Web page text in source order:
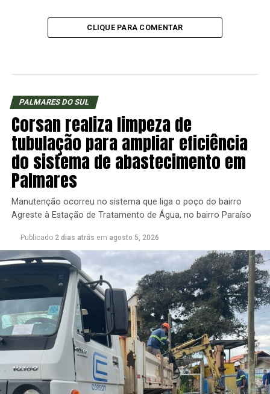
CLIQUE PARA COMENTAR
PALMARES DO SUL
Corsan realiza limpeza de
tubulação para ampliar eficiência
do sistema de abastecimento em
Palmares
Manutenção ocorreu no sistema que liga o poço do bairro
Agreste à Estação de Tratamento de Água, no bairro Paraíso
Publicado 2 dias atrás em agosto 5, 2026